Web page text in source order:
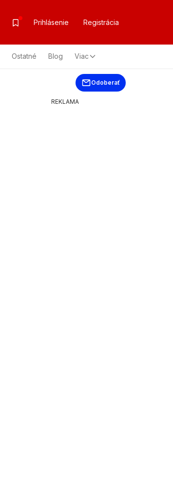
Prihlásenie Registrácia
Ostatné Blog Viac
Odoberať
REKLAMA